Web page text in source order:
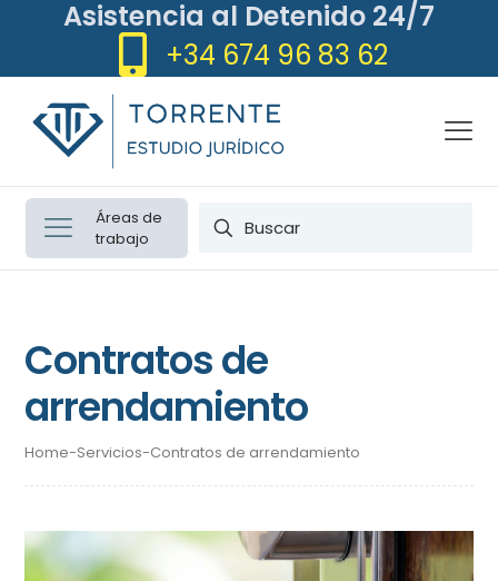
Asistencia al Detenido 24/7
+34 674 96 83 62
Áreas de
trabajo
Contratos de
arrendamiento
Home-Servicios-Contratos de arrendamiento